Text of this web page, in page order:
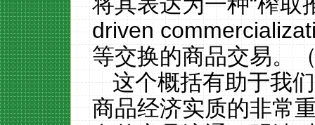
driven
等交换的商品交易。
这个概括有助于我
商品经济实质的非常